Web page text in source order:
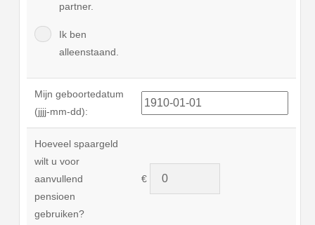
partner.
Ik ben
alleenstaand.
Mijn geboortedatum
(jjjj-mm-dd):
Hoeveel spaargeld
wilt u voor
aanvullend
pensioen
gebruiken?
€